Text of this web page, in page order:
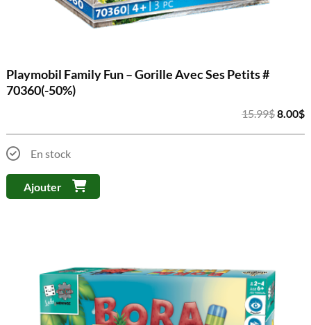
Playmobil Family Fun – Gorille Avec Ses Petits #
70360(-50%)
15.99$Le
8.00$
En stock
Ajouter